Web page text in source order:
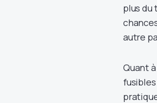
plus du
autre
Quant